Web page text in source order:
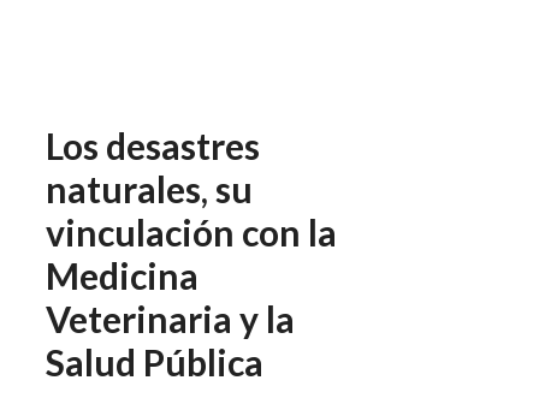
Los desastres
naturales, su
vinculación con la
Medicina
Veterinaria y la
Salud Pública